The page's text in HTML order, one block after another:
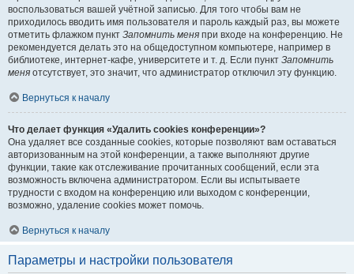
воспользоваться вашей учётной записью. Для того чтобы вам не
приходилось вводить имя пользователя и пароль каждый раз, вы можете
отметить флажком пункт Запомнить меня при входе на конференцию. Не
рекомендуется делать это на общедоступном компьютере, например в
библиотеке, интернет-кафе, университете и т. д. Если пункт Запомнить
меня отсутствует, это значит, что администратор отключил эту функцию.
Вернуться к началу
Что делает функция «Удалить cookies конференции»?
Она удаляет все созданные cookies, которые позволяют вам оставаться
авторизованным на этой конференции, а также выполняют другие
функции, такие как отслеживание прочитанных сообщений, если эта
возможность включена администратором. Если вы испытываете
трудности с входом на конференцию или выходом с конференции,
возможно, удаление cookies может помочь.
Вернуться к началу
Параметры и настройки пользователя